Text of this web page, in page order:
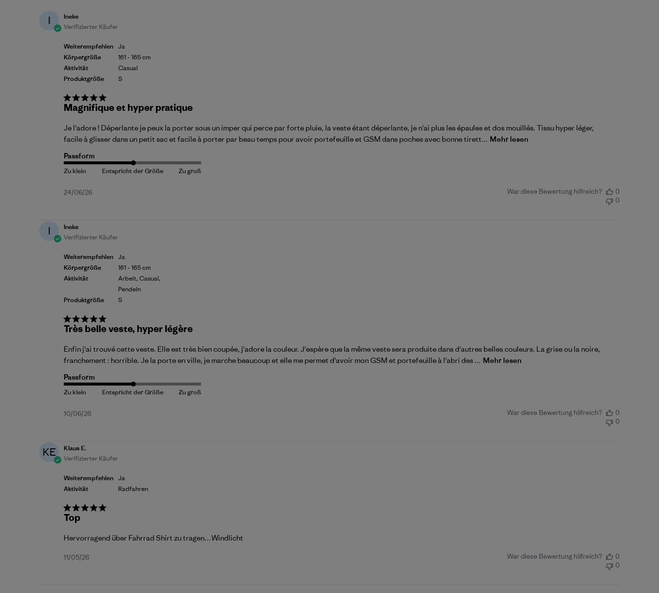
I
Ineke
Verifizierter Käufer
Weiterempfehlen
Körpergröße
Aktivität
Produktgröße
Ja
161 - 165 cm
Casual
S
Magnifique et hyper pratique
Je l'adore ! Déperlante je peux la porter sous un imper qui perce par forte pluie, la veste étant déperlante, je n'ai plus les épaules et dos mouillés. Tissu hyper léger,
facile à glisser dans un petit sac et facile à porter par beau temps pour avoir portefeuille et GSM dans poches avec bonne tirett... Mehr lesen
Passform
Veröffentlichungsdatum
24/06/26 War diese Bewertung hilfreich?
0
0
I
Ineke
Verifizierter Käufer
Weiterempfehlen
Körpergröße
Aktivität
Produktgröße
Ja
161 - 165 cm
Arbeit, Casual,
Pendeln
S
Très belle veste, hyper légère
Enfin j'ai trouvé cette veste. Elle est très bien coupée, j'adore la couleur. J'espère que la même veste sera produite dans d'autres belles couleurs. La grise ou la noire,
franchement : horrible. Je la porte en ville, je marche beaucoup et elle me permet d'avoir mon GSM et portefeuille à l'abri des ... Mehr lesen
Passform
Veröffentlichungsdatum
10/06/26 War diese Bewertung hilfreich?
0
0
KE
Klaus E.
Verifizierter Käufer
Weiterempfehlen
Aktivität
Ja
Radfahren
Top
Hervorragend über Fahrrad Shirt zu tragen…Windlicht
Veröffentlichungsdatum
11/05/26 War diese Bewertung hilfreich?
0
0